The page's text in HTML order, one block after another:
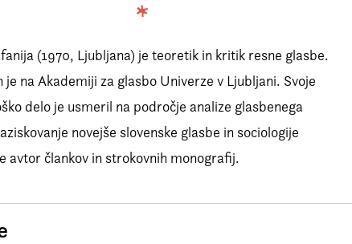
(1970, Ljubljana) je teoretik in kritik resne glasbe.
je na Akademiji za glasbo Univerze v Ljubljani. Svoje
delo je usmeril na področje analize glasbenega
novejše slovenske glasbe in sociologije
avtor člankov in strokovnih monografij.